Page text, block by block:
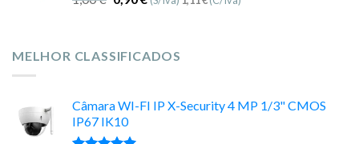
MELHOR CLASSIFICADOS
Câmara WI-FI IP X-Security 4 MP 1/3" CMOS
IP67 IK10